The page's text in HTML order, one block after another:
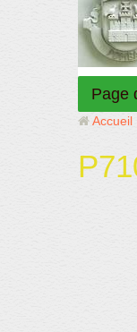
Page
Accueil